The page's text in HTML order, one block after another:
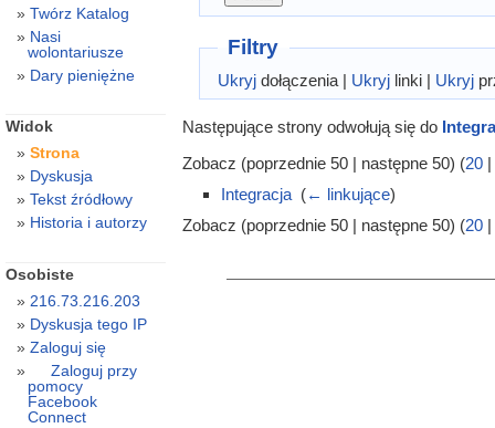
Filtry
Ukryjdołączenia | Ukryjlinki | Ukryj
Następujące strony odwołują się do
Zobacz (poprzednie 50 | następne 50) (20|
Integracja‎ (← linkujące)
Zobacz (poprzednie 50 | następne 50) (20|
Twórz Katalog
Nasi
wolontariusze
Dary pieniężne
Widok
Strona
Dyskusja
Tekst źródłowy
Historia i autorzy
Osobiste
216.73.216.203
Dyskusja tego IP
Zaloguj się
Zaloguj przy
pomocy
Facebook
Connect